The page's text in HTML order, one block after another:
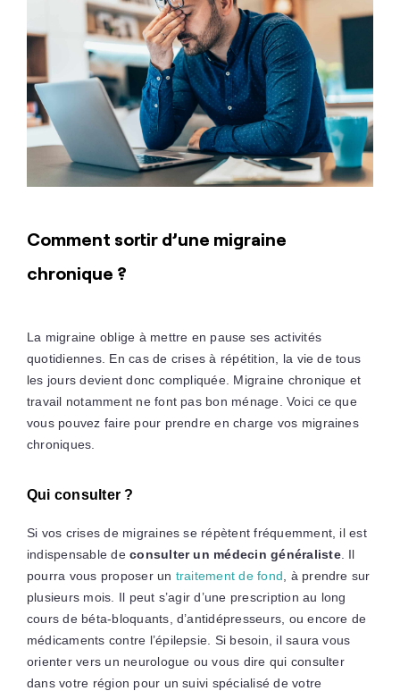
Comment sortir d’une migraine
chronique ?
La migraine oblige à mettre en pause ses activités
quotidiennes. En cas de crises à répétition, la vie de tous
les jours devient donc compliquée. Migraine chronique et
travail notamment ne font pas bon ménage. Voici ce que
vous pouvez faire pour prendre en charge vos migraines
chroniques.
Qui consulter ?
Si vos crises de migraines se répètent fréquemment, il est
indispensable deconsulter un médecin généraliste. Il
pourra vous proposer un traitement de fond , à prendre sur
plusieurs mois. Il peut s’agir d’une prescription au long
cours de béta-bloquants, d’antidépresseurs, ou encore de
médicaments contre l’épilepsie. Si besoin, il saura vous
orienter vers un neurologue ou vous dire qui consulter
dans votre région pour un suivi spécialisé de votre